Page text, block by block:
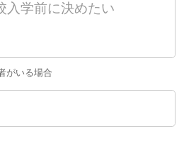
がいる場合